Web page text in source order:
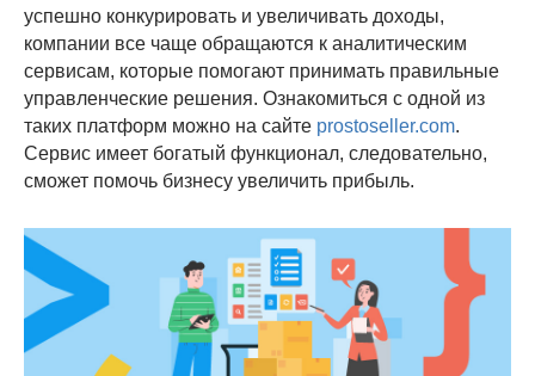
успешно конкурировать и увеличивать доходы,
компании все чаще обращаются к аналитическим
сервисам, которые помогают принимать правильные
управленческие решения. Ознакомиться с одной из
таких платформ можно на сайте prostoseller.com.
Сервис имеет богатый функционал, следовательно,
сможет помочь бизнесу увеличить прибыль.